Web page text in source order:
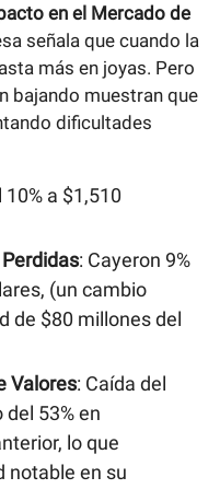
en el Mercado de
señala que cuando la
más en joyas. Pero
bajando muestran que
dificultades
a $1,510
: Cayeron 9%
(un cambio
de $80 millones del
Valores: Caída del
53% en
lo que
notable en su